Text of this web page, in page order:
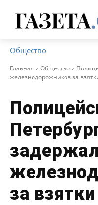
Общество
Главная Общество
железнодорожников за
за